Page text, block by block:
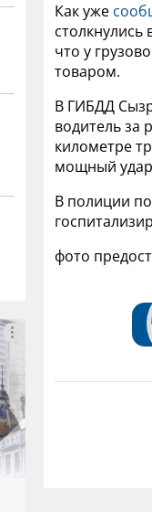
Как уже
столкнулись
что у
товаром.
В ГИБДД
водитель за
километре
мощный удар
В полиции
фото